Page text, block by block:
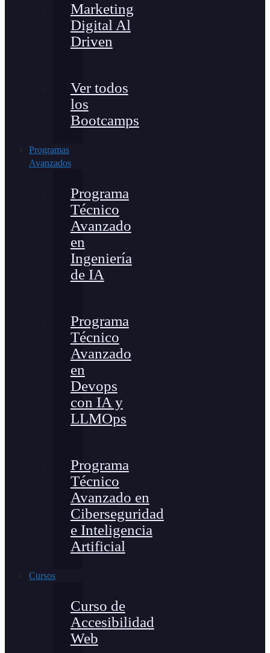
Marketing
Digital Al
Driven
Ver todos
los
Bootcamps
Programas
Avanzados
Programa
Técnico
Avanzado
en
Ingeniería
de IA
Programa
Técnico
Avanzado
en
Devops
con IA y
LLMOps
Programa
Técnico
Avanzado en
Ciberseguridad
e Inteligencia
Artificial
Cursos
Curso de
Accesibilidad
Web